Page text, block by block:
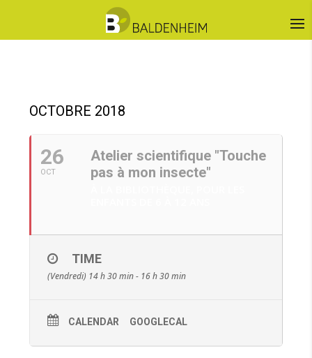
OCTOBRE 2018
26
OCT
Atelier scientifique "Touche
pas à mon insecte"
TIME
(Vendredi) 14 h 30 min - 16 h 30 min
CALENDAR GOOGLECAL